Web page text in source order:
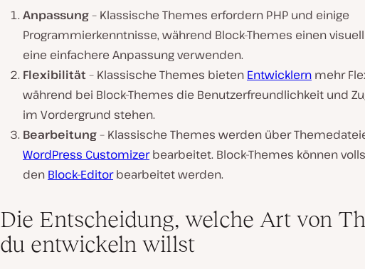
Anpassung– Klassische Themes erfordern PHP und einige
Programmierkenntnisse, während Block-Themes einen
eine einfachere Anpassung verwenden.
Flexibilität– Klassische Themes bieten Entwicklern mehr
während bei Block-Themes die Benutzerfreundlichkeit und
im Vordergrund stehen.
Bearbeitung– Klassische Themes werden über
WordPress Customizerbearbeitet. Block-Themes können
den Block-Editorbearbeitet werden.
Die Entscheidung, welche Art von
du entwickeln willst